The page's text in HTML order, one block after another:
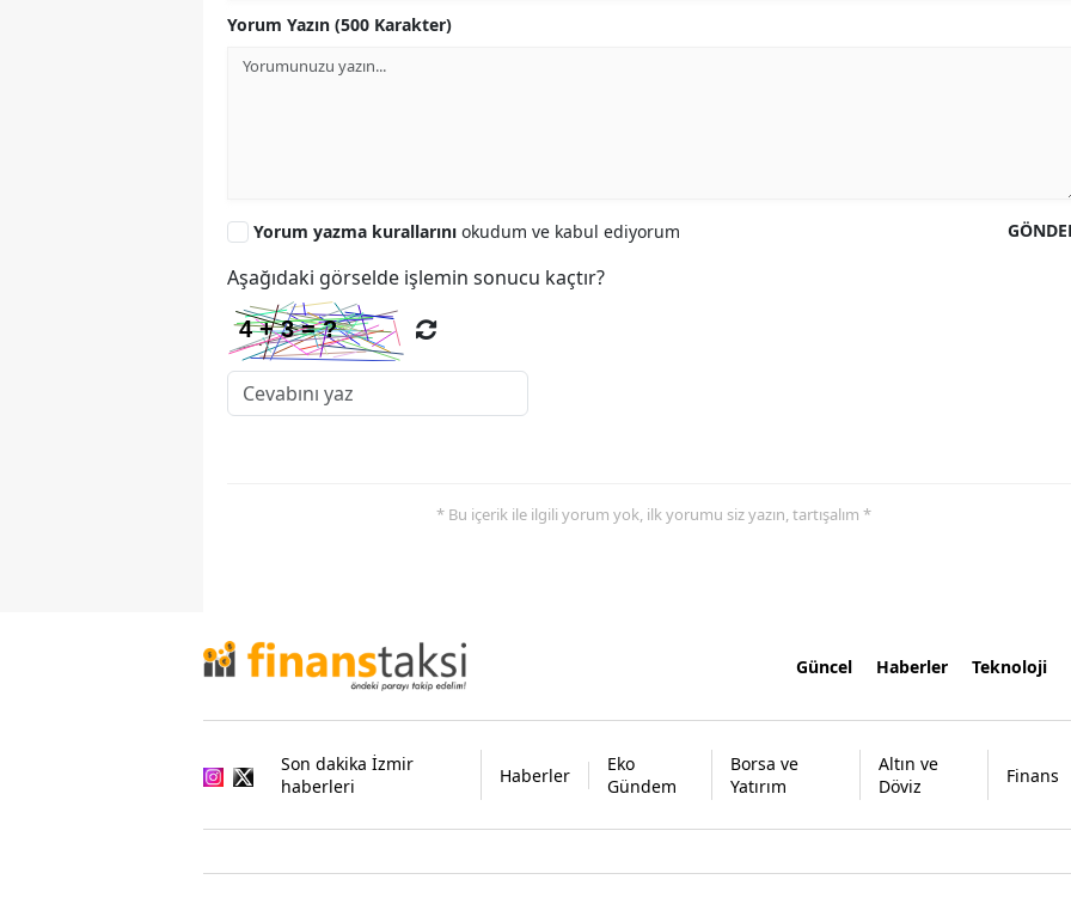
Yorum Yazın (500 Karakter)
Yorum yazma kurallarını okudum ve kabul ediyorum
Aşağıdaki görselde işlemin sonucu kaçtır?
* Bu içerik ile ilgili yorum yok, ilk yorumu siz yazın, tartışalım *
Güncel Haberler Teknoloji
Son dakika İzmir
haberleri
Haberler
Eko
Gündem
Borsa ve
Yatırım
Altın ve
Döviz
Finans